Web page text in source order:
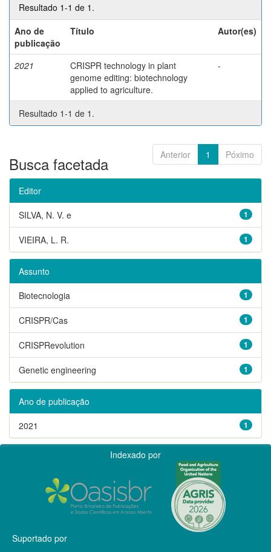
Resultado 1-1 de 1.
Ano de
publicação
Título Autor(es)
2021
CRISPR technology in plant
genome editing: biotechnology
applied to agriculture.
-
Resultado 1-1 de 1.
Anterior 1 Póximo
Busca facetada
Editor
1
SILVA, N. V. e
1
VIEIRA, L. R.
Assunto
1
Biotecnologia
1
CRISPR/Cas
1
CRISPRevolution
1
Genetic engineering
Ano de publicação
1
2021
Indexado por
Suportado por